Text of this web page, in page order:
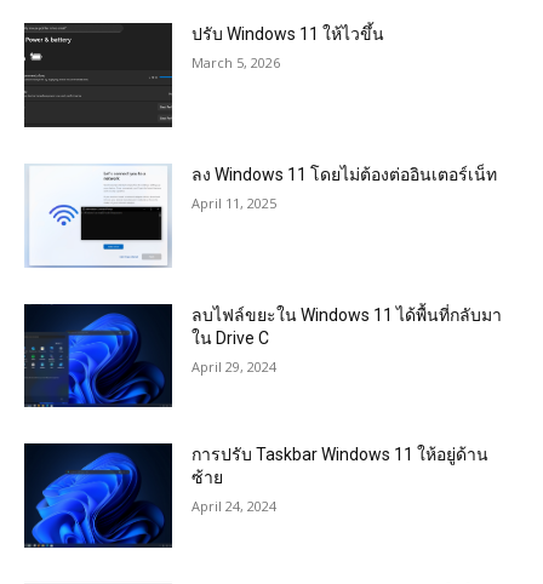
ปรับ Windows 11 ให้ไวขึ้น
March 5, 2026
ลง Windows 11 โดยไม่ต้องต่ออินเตอร์เน็ท
April 11, 2025
ลบไฟล์ขยะใน Windows 11 ได้พื้นที่กลับมา
ใน Drive C
April 29, 2024
การปรับ Taskbar Windows 11 ให้อยู่ด้าน
ซ้าย
April 24, 2024